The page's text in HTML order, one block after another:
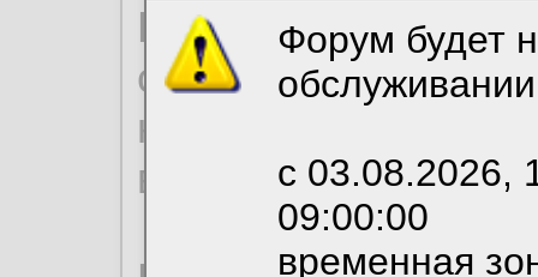
Форум будет
с 03.08.2026,
09:00:00
временная
Продолжая
согласие на
необходимых для
вы можете